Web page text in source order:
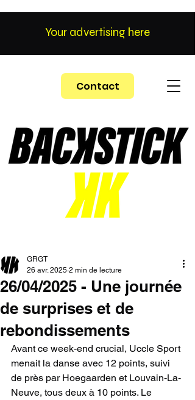
Contact
Your advertising here
26/04/2025 - Une journée
de surprises et de
rebondissements
GRGT
26 avr. 2025 2 min de lecture
Avant ce week-end crucial, Uccle Sport
menait la danse avec 12 points, suivi
de près par Hoegaarden et Louvain-La-
Neuve, tous deux à 10 points. Le